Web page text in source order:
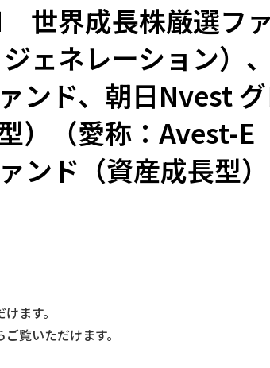
世界成長株厳選フ
ェネレーション）
ンド、朝日Nvest
）（愛称：Avest-E
ンド（資産成長型
ます。
ご覧いただけます。